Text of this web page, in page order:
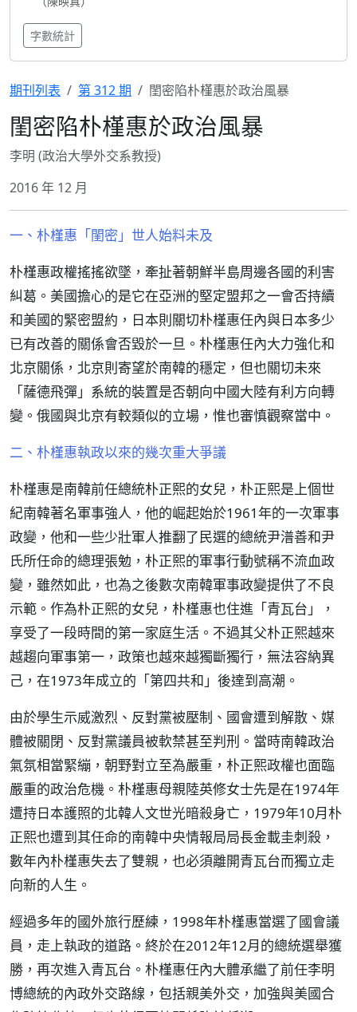
字數統計
期刊列表 第 312 期 閨密陷朴槿惠於政治風暴
閨密陷朴槿惠於政治風暴
李明 (政治大學外交系教授)
2016 年 12 月
一、朴槿惠「閨密」世人始料未及
朴槿惠政權搖搖欲墜，牽扯著朝鮮半島周邊各國的利害
糾葛。美國擔心的是它在亞洲的堅定盟邦之一會否持續
和美國的緊密盟約，日本則關切朴槿惠任內與日本多少
已有改善的關係會否毀於一旦。朴槿惠任內大力強化和
北京關係，北京則寄望於南韓的穩定，但也關切未來
「薩德飛彈」系統的裝置是否朝向中國大陸有利方向轉
變。俄國與北京有較類似的立場，惟也審慎觀察當中。
二、朴槿惠執政以來的幾次重大爭議
朴槿惠是南韓前任總統朴正熙的女兒，朴正熙是上個世
紀南韓著名軍事強人，他的崛起始於1961年的一次軍事
政變，他和一些少壯軍人推翻了民選的總統尹潽善和尹
氏所任命的總理張勉，朴正熙的軍事行動號稱不流血政
變，雖然如此，也為之後數次南韓軍事政變提供了不良
示範。作為朴正熙的女兒，朴槿惠也住進「青瓦台」，
享受了一段時間的第一家庭生活。不過其父朴正熙越來
越趨向軍事第一，政策也越來越獨斷獨行，無法容納異
己，在1973年成立的「第四共和」後達到高潮。
由於學生示威激烈、反對黨被壓制、國會遭到解散、媒
體被關閉、反對黨議員被軟禁甚至判刑。當時南韓政治
氣氛相當緊繃，朝野對立至為嚴重，朴正熙政權也面臨
嚴重的政治危機。朴槿惠母親陸英修女士先是在1974年
遭持日本護照的北韓人文世光暗殺身亡，1979年10月朴
正熙也遭到其任命的南韓中央情報局局長金載圭刺殺，
數年內朴槿惠失去了雙親，也必須離開青瓦台而獨立走
向新的人生。
經過多年的國外旅行歷練，1998年朴槿惠當選了國會議
員，走上執政的道路。終於在2012年12月的總統選舉獲
勝，再次進入青瓦台。朴槿惠任內大體承繼了前任李明
博總統的內政外交路線，包括親美外交，加強與美國合